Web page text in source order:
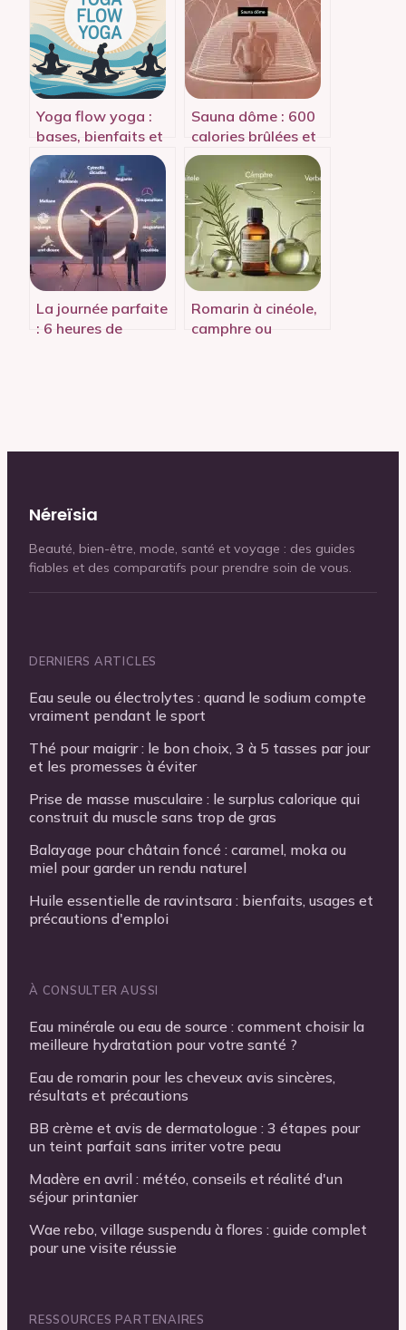
Yoga flow yoga :
bases, bienfaits et
séances pour aller
plus loin
Sauna dôme : 600
calories brûlées et
30 % de douleurs
en moins par
séance
La journée parfaite
: 6 heures de
Romarin à cinéole,
camphre ou
Néreïsia
Beauté, bien-être, mode, santé et voyage : des guides
fiables et des comparatifs pour prendre soin de vous.
DERNIERS ARTICLES
Eau seule ou électrolytes : quand le sodium compte
vraiment pendant le sport
Thé pour maigrir : le bon choix, 3 à 5 tasses par jour
et les promesses à éviter
Prise de masse musculaire : le surplus calorique qui
construit du muscle sans trop de gras
Balayage pour châtain foncé : caramel, moka ou
miel pour garder un rendu naturel
Huile essentielle de ravintsara : bienfaits, usages et
précautions d'emploi
À CONSULTER AUSSI
Eau minérale ou eau de source : comment choisir la
meilleure hydratation pour votre santé ?
Eau de romarin pour les cheveux avis sincères,
résultats et précautions
BB crème et avis de dermatologue : 3 étapes pour
un teint parfait sans irriter votre peau
Madère en avril : météo, conseils et réalité d'un
séjour printanier
Wae rebo, village suspendu à flores : guide complet
pour une visite réussie
RESSOURCES PARTENAIRES